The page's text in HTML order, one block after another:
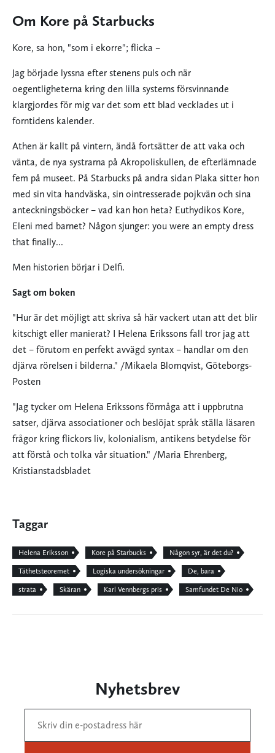
Om Kore på Starbucks
Kore, sa hon, "som i ekorre"; flicka –
Jag började lyssna efter stenens puls och när
oegentligheterna kring den lilla systerns försvinnande
klargjordes för mig var det som ett blad vecklades ut i
forntidens kalender.
Athen är kallt på vintern, ändå fortsätter de att vaka och
vänta, de nya systrarna på Akropoliskullen, de efterlämnade
fem på museet. På Starbucks på andra sidan Plaka sitter hon
med sin vita handväska, sin ointresserade pojkvän och sina
anteckningsböcker – vad kan hon heta? Euthydikos Kore,
Eleni med barnet? Någon sjunger: you were an empty dress
that finally...
Men historien börjar i Delfi.
Sagt om boken
"Hur är det möjligt att skriva så här vackert utan att det blir
kitschigt eller manierat? I Helena Erikssons fall tror jag att
det – förutom en perfekt avvägd syntax – handlar om den
djärva rörelsen i bilderna." /Mikaela Blomqvist, Göteborgs-
Posten
"Jag tycker om Helena Erikssons förmåga att i uppbrutna
satser, djärva associationer och beslöjat språk ställa läsaren
frågor kring flickors liv, kolonialism, antikens betydelse för
att förstå och tolka vår situation." /Maria Ehrenberg,
Kristianstadsbladet
Taggar
Helena Eriksson Kore på Starbucks Någon syr, är det du?
Täthetsteoremet Logiska undersökningar De, bara
strata Skäran Karl Vennbergs pris Samfundet De Nio
Nyhetsbrev